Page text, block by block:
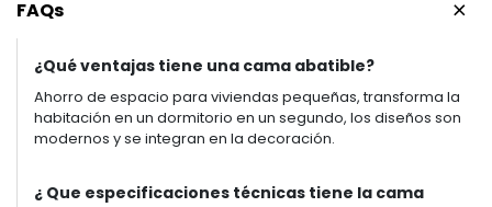
FAQs +
¿Qué ventajas tiene una cama abatible?
Ahorro de espacio para viviendas pequeñas, transforma la
habitación en un dormitorio en un segundo, los diseños son
modernos y se integran en la decoración.
¿ Que especificaciones técnicas tiene la cama